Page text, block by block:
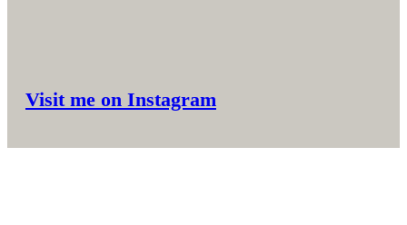
Visit me on Instagram